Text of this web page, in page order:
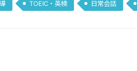
TOEIC・英検 日常会話